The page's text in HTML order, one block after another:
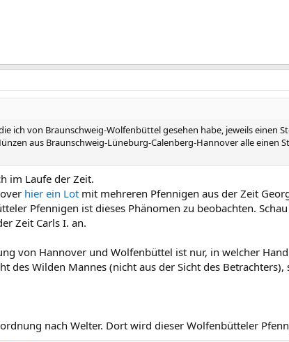
ich von Braunschweig-Wolfenbüttel gesehen habe, jeweils einen
aus Braunschweig-Lüneburg-Calenberg-Hannover alle einen
im Laufe der Zeit.
hier ein Lot mit mehreren Pfennigen aus der Zeit
Pfennigen ist dieses Phänomen zu beobachten.
Zeit Carls I. an.
von Hannover und Wolfenbüttel ist nur, in welcher
des Wilden Mannes (nicht aus der Sicht des
nach Welter. Dort wird dieser Wolfenbütteler